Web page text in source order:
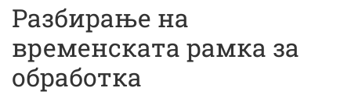
Разбирање на
временската рамка за
обработка